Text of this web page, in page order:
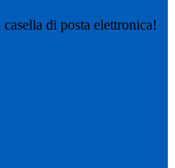
di posta elettronica!